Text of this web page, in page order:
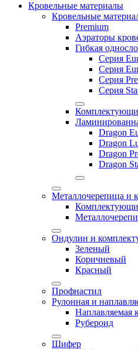
Кровельные материалы
Кровельные
Premium
Аэраторы
Гибкая
Серия
Серия
Серия
Серия
Dragon
Dragon
Dragon
Dragon
Металлочерепица и
Ондулин и
Зеленый
Коричневый
Красный
Профнастил
Рулонная и
Наплавляемая
Рубероид
Шифер